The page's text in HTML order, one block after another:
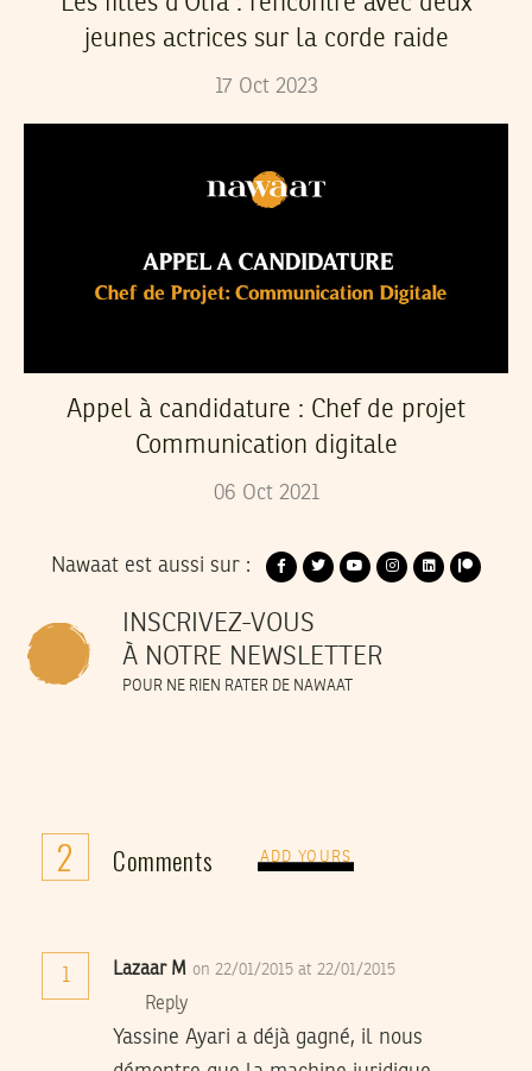
jeunes actrices sur la corde raide
17 Oct 2023
Appel à candidature : Chef de projet
Communication digitale
06 Oct 2021
Nawaat est aussi sur :
INSCRIVEZ-VOUS
À NOTRE NEWSLETTER
POUR NE RIEN RATER DE NAWAAT
2 Comments ADD YOURS
1 Lazaar M on 22/01/2015 at 22/01/2015
Reply
Yassine Ayari a déjà gagné, il nous